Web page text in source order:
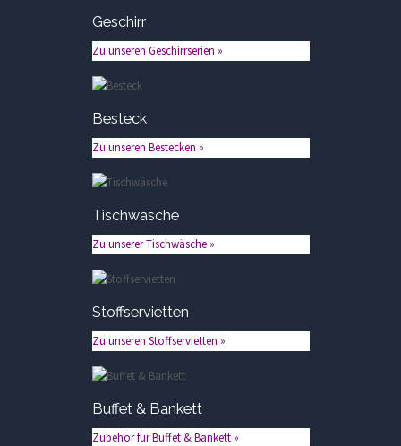
Geschirr
Zu unseren Geschirrserien »
Besteck
Zu unseren Bestecken »
Tischwäsche
Zu unserer Tischwäsche »
Stoffservietten
Zu unseren Stoffservietten »
Buffet & Bankett
Zubehör für Buffet & Bankett »